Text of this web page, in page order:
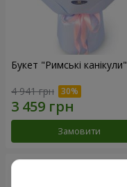
Букет "Римські канікули"
4 941 грн
Замовити